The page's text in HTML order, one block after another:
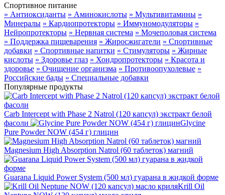
Спортивное питание
» Антиоксиданты » Аминокислоты » Мультивитамины »
Минералы » Кардиопротекторы » Иммуномодуляторы »
Нейропротекторы » Нервная система » Мочеполовая система
» Поддержка пищеварения » Жиросжигатели » Спортивные
добавки » Спортивные напитки » Стимуляторы » Жирные
кислоты » Здоровье глаз » Хондропротекторы » Красота и
здоровье » Очищение организма » Противоопухолевые »
Российские бады » Специальные добавки
Популярные продукты
Carb Intercept with Phase 2 Natrol (120 капсул) экстракт белой
фасоли
Glycine
Pure Powder NOW (454 г) глицин
Magnesium High Absorption Natrol (60 таблеток) магний
Guarana Liquid Power System (500 мл) гуарана в жидкой форме
Krill Oil